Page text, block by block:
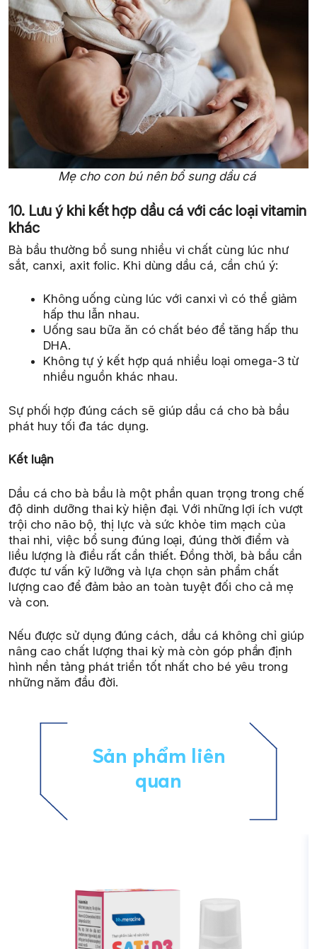
Mẹ cho con bú nên bổ sung dầu cá
10. Lưu ý khi kết hợp dầu cá với các loại vitamin
khác
Bà bầu thường bổ sung nhiều vi chất cùng lúc như
sắt, canxi, axit folic. Khi dùng dầu cá, cần chú ý:
Không uống cùng lúc với canxi vì có thể giảm
hấp thu lẫn nhau.
Uống sau bữa ăn có chất béo để tăng hấp thu
DHA.
Không tự ý kết hợp quá nhiều loại omega-3 từ
nhiều nguồn khác nhau.
Sự phối hợp đúng cách sẽ giúp dầu cá cho bà bầu
phát huy tối đa tác dụng.
Kết luận
Dầu cá cho bà bầu là một phần quan trọng trong chế
độ dinh dưỡng thai kỳ hiện đại. Với những lợi ích vượt
trội cho não bộ, thị lực và sức khỏe tim mạch của
thai nhi, việc bổ sung đúng loại, đúng thời điểm và
liều lượng là điều rất cần thiết. Đồng thời, bà bầu cần
được tư vấn kỹ lưỡng và lựa chọn sản phẩm chất
lượng cao để đảm bảo an toàn tuyệt đối cho cả mẹ
và con.
Nếu được sử dụng đúng cách, dầu cá không chỉ giúp
nâng cao chất lượng thai kỳ mà còn góp phần định
hình nền tảng phát triển tốt nhất cho bé yêu trong
những năm đầu đời.
Sản phẩm liên
quan